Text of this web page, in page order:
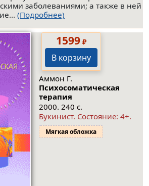
заболеваниями; а также в ней
(Подробнее)
1599₽
В корзину
Аммон Г.
Психосоматическая
терапия
2000. 240 с.
Букинист. Состояние: 4+.
Мягкая обложка